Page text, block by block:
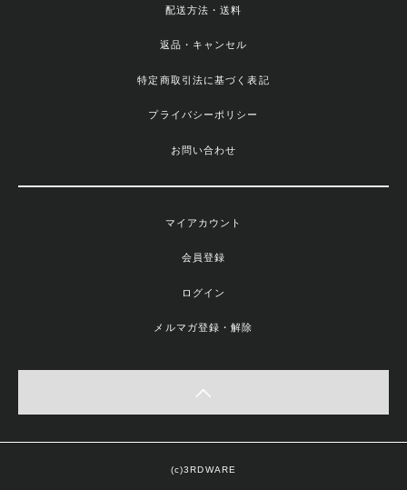
配送方法・送料
返品・キャンセル
特定商取引法に基づく表記
プライバシーポリシー
お問い合わせ
マイアカウント
会員登録
ログイン
メルマガ登録・解除
(c)3RDWARE